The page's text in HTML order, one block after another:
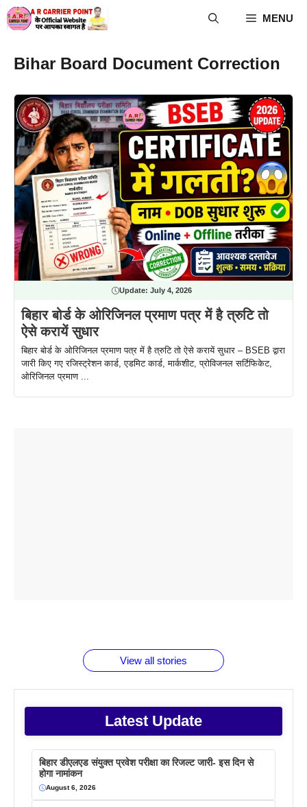
Skip
to
MENU
Bihar Board Document Correction
Update: July 4, 2026
बिहार बोर्ड के ओरिजिनल प्रमाण पत्र में है त्रुटि तो
ऐसे करायें सुधार
बिहार बोर्ड के ओरिजिनल प्रमाण पत्र में है त्रुटि तो ऐसे करायें सुधार – BSEB द्वारा
जारी किए गए रजिस्ट्रेशन कार्ड, एडमिट कार्ड, मार्कशीट, प्रोविजनल सर्टिफिकेट,
ओरिजिनल प्रमाण ...
View all stories
Latest Update
बिहार डीएलएड संयुक्त प्रवेश परीक्षा का रिजल्ट जारी- इस दिन से
होगा नामांकन
August 6, 2026